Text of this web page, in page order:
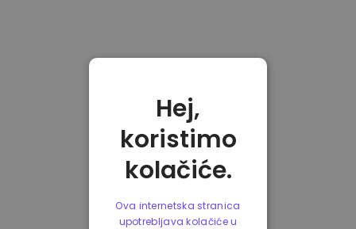
Hej,
koristimo
kolačiće.
Ova internetska stranica
upotrebljava kolačiće u